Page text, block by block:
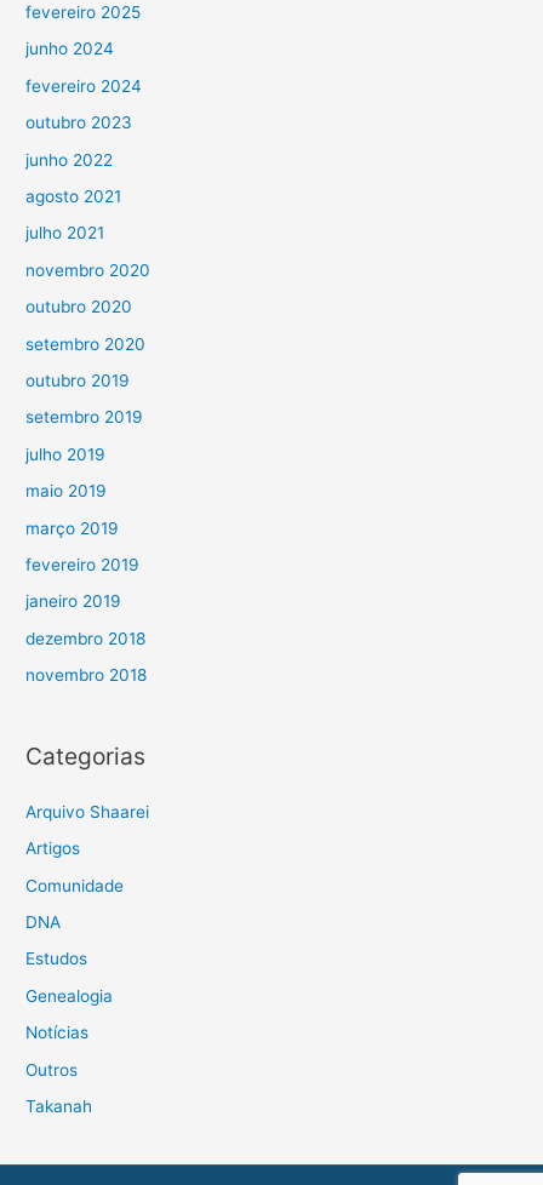
fevereiro 2025
junho 2024
fevereiro 2024
outubro 2023
junho 2022
agosto 2021
julho 2021
novembro 2020
outubro 2020
setembro 2020
outubro 2019
setembro 2019
julho 2019
maio 2019
março 2019
fevereiro 2019
janeiro 2019
dezembro 2018
novembro 2018
Categorias
Arquivo Shaarei
Artigos
Comunidade
DNA
Estudos
Genealogia
Notícias
Outros
Takanah